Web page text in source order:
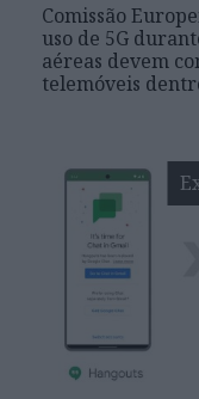
Comissão
uso de 5G
aéreas devem
telemóveis